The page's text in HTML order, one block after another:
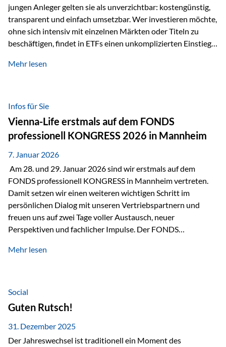
jungen Anleger gelten sie als unverzichtbar: kostengünstig,
transparent und einfach umsetzbar. Wer investieren möchte,
ohne sich intensiv mit einzelnen Märkten oder Titeln zu
beschäftigen, findet in ETFs einen unkomplizierten Einstieg
werden häufig kritisch betrachtet. Sie gelten als teurer,
Beide Ansätze haben ihre Berechtigung und ihre Stärken
entfalten sie oft gerade in Kombination. ETFs: Effizient, breit
gestreut und klar strukturiert…
Mehr lesen
Infos für Sie
Vienna-Life erstmals auf dem FONDS
professionell KONGRESS 2026 in Mannheim
7. Januar 2026
Am 28. und 29. Januar 2026 sind wir erstmals auf dem
FONDS professionell KONGRESS in Mannheim vertreten.
Damit setzen wir einen weiteren wichtigen Schritt im
persönlichen Dialog mit unseren Vertriebspartnern und
freuen uns auf zwei Tage voller Austausch, neuer
Perspektiven und fachlicher Impulse. Der FONDS
Branchentreffen für Finanz- und Versicherungsprofis im
Vermögensstrukturierung und Nachfolgeplanung
gemeinsam zu diskutieren. Persönlich für Sie vor Ort An
beiden Kongresstagen stehen Ihnen Maximilian
Fichtenbauer, Dirk…
Mehr lesen
Social
Guten Rutsch!
31. Dezember 2025
Der Jahreswechsel ist traditionell ein Moment des